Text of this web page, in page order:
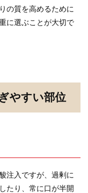
の質を高めるために
に選ぶことが大切で
やすい部位
注入ですが、過剰に
たり、常に口が半開